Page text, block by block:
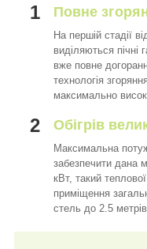
1 Повне
На першій стадії
виділяються пічні
вже повне
технологія
максимально
2 Обігрів
Максимальна
забезпечити дана
кВт, такий
приміщення
стель до 2.5 метрів.